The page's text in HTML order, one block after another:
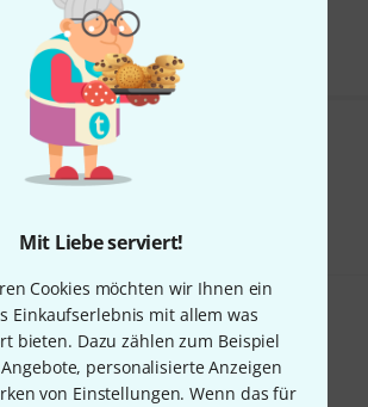
Mit Liebe serviert!
Cookies möchten wir Ihnen ein
Einkaufserlebnis mit allem was
bieten. Dazu zählen zum Beispiel
personalisierte Anzeigen
von Einstellungen. Wenn das für
Alle Preise inkl. MwSt.
Ihnen, was Sie sehen?